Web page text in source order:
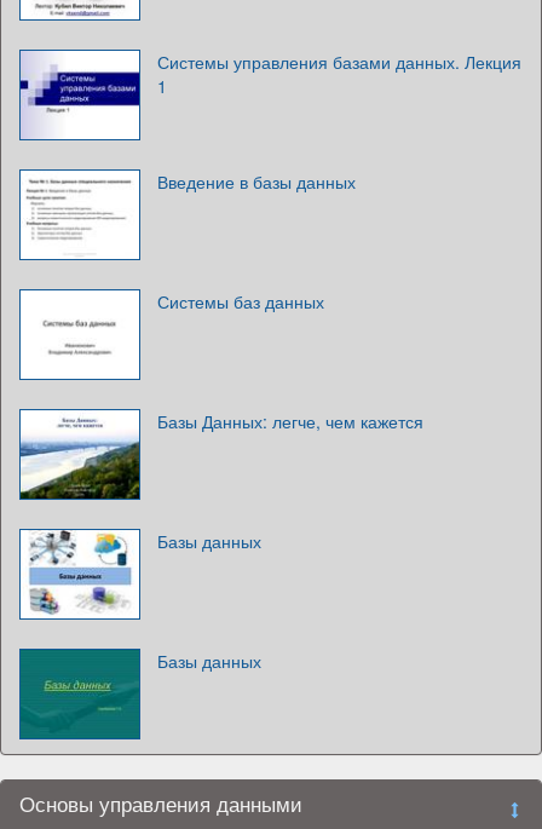
Системы управления базами данных. Лекция
1
Введение в базы данных
Системы баз данных
Базы Данных: легче, чем кажется
Базы данных
Базы данных
Основы управления данными